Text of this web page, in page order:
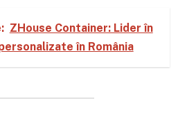
ZHouse Container: Lider în
în România